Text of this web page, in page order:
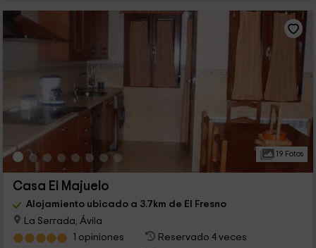
19 Fotos
Casa El Majuelo
Alojamiento ubicado a 3.7km de El Fresno
La Serrada, Ávila
1 opiniones
Reservado 4 veces